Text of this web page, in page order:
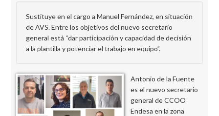
Sustituye en el cargo a Manuel Fernández, en situación
de AVS. Entre los objetivos del nuevo secretario
general está “dar participación y capacidad de decisión
a la plantilla y potenciar el trabajo en equipo”.
Antonio de la Fuente
es el nuevo secretario
general de CCOO
Endesa en la zona